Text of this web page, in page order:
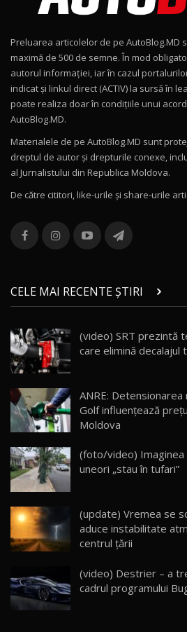
15:22
Mercedes-AMG E 53
Drive AutoBlog.MD
16:27
11
Noul Volvo ES90 /
12
Noul MG HS / Test
16:48
13
combină aventura cu
36:08
chinez care face
/ AutoBlog.MD
17:27
15 14:37
16
AutoBlogMD
13:10
17 20:06
30:08
Noul Geely EX5 EM-i
AutoBlog.MD
23:36
20
Preluarea articolelor de pe AutoBlog.MD
maximă de 500 de semne. În mod
autorul informației, iar în cazul
indicat și linkul direct (ACTIV) la sursă în
poate realiza doar în condițiile unui
AutoBlog.MD.
Materialele de pe AutoBlog.MD sunt
dreptul de autor și drepturile conexe,
al Jurnalistului din Republica Moldova.
De către cititori, like-urile şi share-urile
CELE MAI RECENTE ȘTIRI
(video) SRT prezintă
care elimină decalajul
ANRE:
Golf influențează
Moldova
(foto/video) Imaginea
uneori „stau în tufari”
(update) Vremea se
aduce instabilitate
centrul țării
(video) Destrier – a
cadrul programului